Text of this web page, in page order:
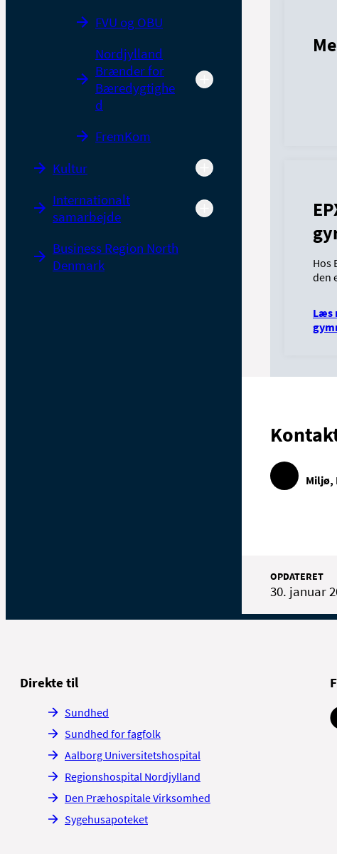
FVU og OBU
Nordjylland
Brænder for
Bæredygtighe
d
FremKom
Kultur
Internationalt
samarbejde
Business Region North
Denmark
Hos
den
Læs
Miljø,
OPDATERET
30. januar
Direkte til
Sundhed
Sundhed for fagfolk
Aalborg Universitetshospital
Regionshospital Nordjylland
Den Præhospitale Virksomhed
Sygehusapoteket